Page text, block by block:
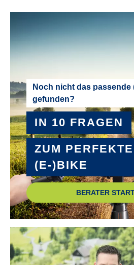
MODELLJAHR :
2025
MOTOR :
Mittelmotor
MOTOR-LEISTUNG :
75 Nm
MOTOR-SPANNUNG :
36 V
MOTOR-TYP :
Bosch Performance Line smart System
Noch nicht das passende
gefunden?
IN 10 FRAGEN
ZUM
(E-)BIKE
BERATER